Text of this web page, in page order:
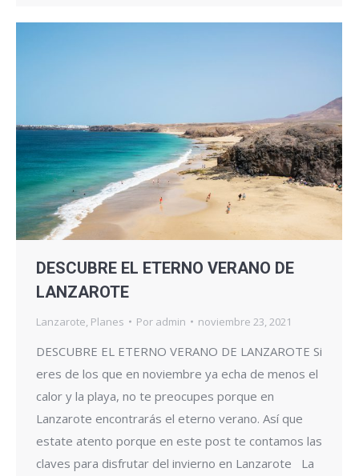
DESCUBRE EL ETERNO VERANO DE
LANZAROTE
Lanzarote Planes Por admin noviembre 23, 2021
DESCUBRE EL ETERNO VERANO DE LANZAROTE Si
eres de los que en noviembre ya echa de menos el
calor y la playa, no te preocupes porque en
Lanzarote encontrarás el eterno verano. Así que
estate atento porque en este post te contamos las
claves para disfrutar del invierno en Lanzarote La